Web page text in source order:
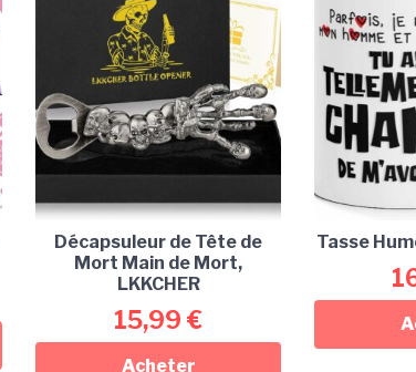
Décapsuleur de Tête de
Mort Main de Mort,
LKKCHER
15,99 €
Acheter
Tasse